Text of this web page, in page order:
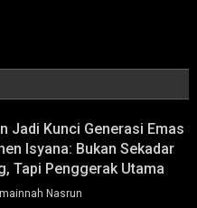
Jadi Kunci Generasi Emas
Isyana: Bukan Sekadar
Tapi Penggerak Utama
Nasrun